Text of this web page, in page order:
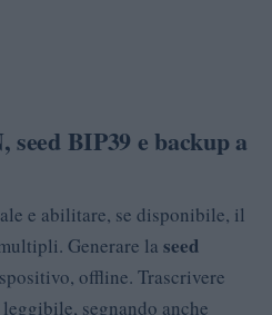
BIP39 e backup a
e abilitare, se disponibile, il
Generare la seed
offline. Trascrivere
segnando anche